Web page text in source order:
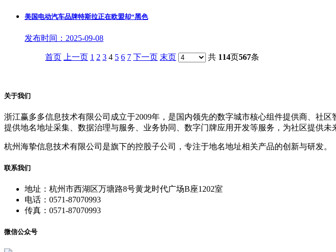
美国电动汽车品牌特斯拉正在欧盟却“黑色
发布时间：2025-09-08
首页 上一页 1 2 3 4 5 6 7 下一页 末页 共 114页567条
关于我们
浙江赢多多信息技术有限公司成立于2009年，是国内领先的数字城市核心组件提供商、社
提供地名地址采集、数据治理与服务、业务协同、数字门牌应用开发等服务，为社区提供未
杭州海挚信息技术有限公司是旗下的控股子公司，专注于地名地址相关产品的创新与研发。
联系我们
地址：杭州市西湖区万塘路8号黄龙时代广场B座1202室
电话：0571-87070993
传真：0571-87070993
微信公众号